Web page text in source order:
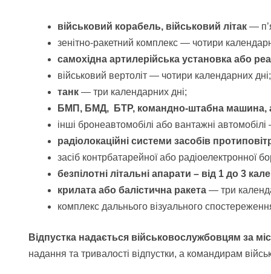
військовий корабель, військовий літак —
зенітно-ракетний комплекс — чотири
самохідна артилерійська установка або
військовий вертоліт — чотири календарних дні;
танк — три календарних дні;
БМП, БМД, БТР, командно-штабна машина,
інші бронеавтомобілі або вантажні
радіолокаційні системи засобів
засіб контрбатарейної або радіоелектронної
безпілотні літальні апарати – від 1 до 3
крилата або балістична ракета — три
комплекс дальнього візуального
Відпустка надається військовослужбовцям за
надання та тривалості відпустки, а командирам